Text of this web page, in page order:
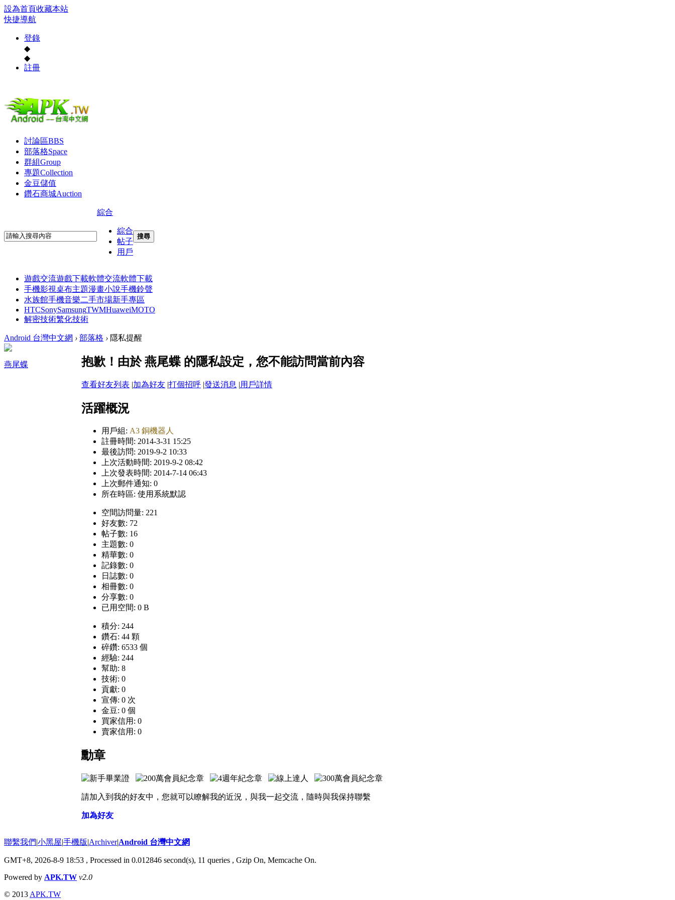
設為首頁收藏本站
快捷導航
登錄
◆
◆
註冊
討論區BBS
部落格Space
群組Group
專題Collection
金豆儲值
鑽石商城Auction
綜合
綜合
帖子
用戶
搜尋
遊戲交流遊戲下載軟體交流軟體下載
手機影視桌布主題漫畫小說手機鈴聲
水族館手機音樂二手市場新手專區
HTCSonySamsungTWMHuaweiMOTO
解密技術繁化技術
Android 台灣中文網 › 部落格 › 隱私提醒
燕尾蝶 抱歉！由於 燕尾蝶 的隱私設定，您不能訪問當前內容
查看好友列表 |加為好友 |打個招呼 |發送消息 |用戶詳情
活躍概況
用戶組: A3 銅機器人
註冊時間: 2014-3-31 15:25
最後訪問: 2019-9-2 10:33
上次活動時間: 2019-9-2 08:42
上次發表時間: 2014-7-14 06:43
上次郵件通知: 0
所在時區: 使用系統默認
空間訪問量: 221
好友數: 72
帖子數: 16
主題數: 0
精華數: 0
記錄數: 0
日誌數: 0
相冊數: 0
分享數: 0
已用空間: 0 B
積分: 244
鑽石: 44 顆
碎鑽: 6533 個
經驗: 244
幫助: 8
技術: 0
貢獻: 0
宣傳: 0 次
金豆: 0 個
買家信用: 0
賣家信用: 0
勳章
請加入到我的好友中，您就可以瞭解我的近況，與我一起交流，隨時與我保持聯繫
加為好友
聯繫我們|小黑屋|手機版|Archiver|Android 台灣中文網
GMT+8, 2026-8-9 18:53 , Processed in 0.012846 second(s), 11 queries , Gzip On, Memcache On.
Powered by APK.TW v2.0
© 2013 APK.TW